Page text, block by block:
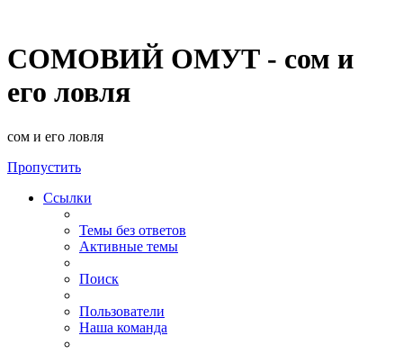
СОМОВИЙ ОМУТ - сом и
его ловля
сом и его ловля
Пропустить
Ссылки
Темы без ответов
Активные темы
Поиск
Пользователи
Наша команда